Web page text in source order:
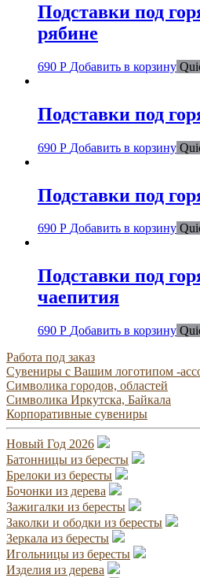
Подставки под
рябине
690 Р Добавить в корзину
Подставки под
690 Р Добавить в корзину
Подставки под
690 Р Добавить в корзину
Подставки под
чаепития
690 Р Добавить в корзину
Работа под заказ
Сувениры с Вашим логотипом -
Символика городов, областей
Символика Иркутска, Байкала
Корпоративные сувениры
Новый Год 2026
Батонницы из бересты
Брелоки из бересты
Бочонки из дерева
Зажигалки из бересты
Заколки и ободки из бересты
Зеркала из бересты
Игольницы из бересты
Изделия из дерева